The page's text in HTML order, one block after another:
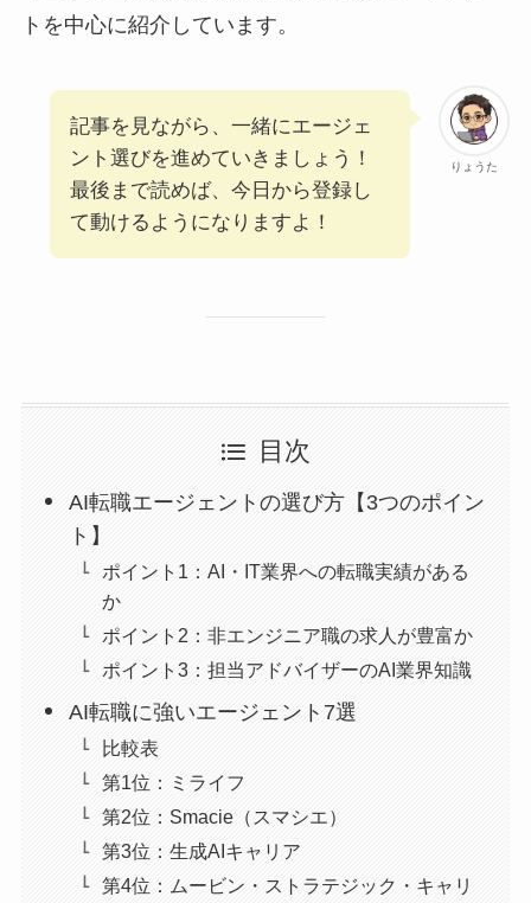
トを中心に紹介しています。
りょうた
記事を見ながら、一緒にエージェ
ント選びを進めていきましょう！
最後まで読めば、今日から登録し
て動けるようになりますよ！
目次
AI転職エージェントの選び方【3つのポイン
ト】
ポイント1：AI・IT業界への転職実績がある
か
ポイント2：非エンジニア職の求人が豊富か
ポイント3：担当アドバイザーのAI業界知識
AI転職に強いエージェント7選
比較表
第1位：ミライフ
第2位：Smacie（スマシエ）
第3位：生成AIキャリア
第4位：ムービン・ストラテジック・キャリ